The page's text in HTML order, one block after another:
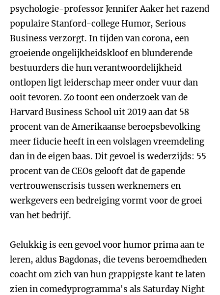
psychologie-professor Jennifer Aaker het razend
populaire Stanford-college Humor, Serious
Business verzorgt. In tijden van corona, een
groeiende ongelijkheidskloof en blunderende
bestuurders die hun verantwoordelijkheid
ontlopen ligt leiderschap meer onder vuur dan
ooit tevoren. Zo toont een onderzoek van de
Harvard Business School uit 2019 aan dat 58
procent van de Amerikaanse beroepsbevolking
meer fiducie heeft in een volslagen vreemdeling
dan in de eigen baas. Dit gevoel is wederzijds: 55
procent van de CEOs gelooft dat de gapende
vertrouwenscrisis tussen werknemers en
werkgevers een bedreiging vormt voor de groei
van het bedrijf.
Gelukkig is een gevoel voor humor prima aan te
leren, aldus Bagdonas, die tevens beroemdheden
coacht om zich van hun grappigste kant te laten
zien in comedyprogramma's als Saturday Night